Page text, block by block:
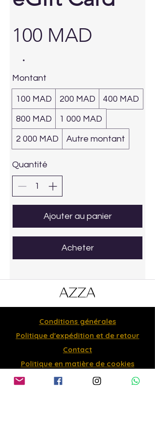
100 MAD
Montant
100 MAD 200 MAD 400 MAD
800 MAD 1 000 MAD
2 000 MAD Autre montant
Quantité
Ajouter au panier
Acheter
Conditions générales
Politique d'expédition et de retour
Contact
Politique en matière de cookies
Politique de confidentialité